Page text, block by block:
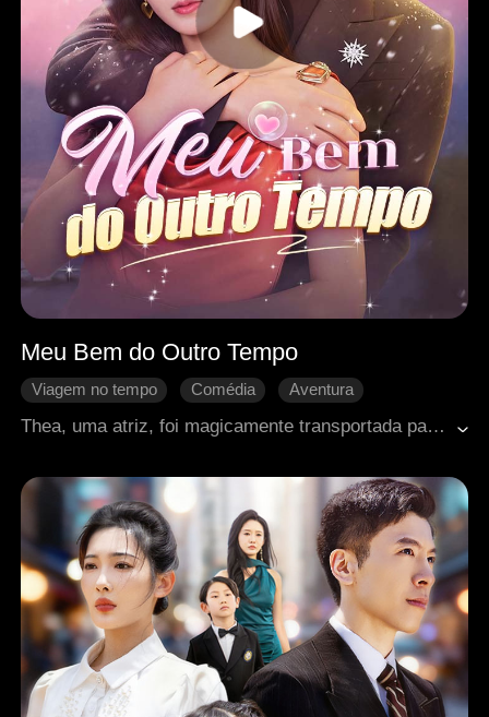
Meu Bem do Outro Tempo
Viagem no tempo Comédia
Aventura
Thea, uma atriz, foi magicamente transportada para dentro do drama trágico em que atuou — e logo se viu diante de sua morte. Cansada de sofrer, decidiu se vingar: a herdeira falsa levou um tapa, sua mãe biológica outro, e o protagonista masculino recebeu críticas furiosas. Então, um charmoso desconhecido apareceu, e Thea decidiu conquistá-lo, abrindo caminho entre todos os obstáculos deste mundo absurdamente dramático.